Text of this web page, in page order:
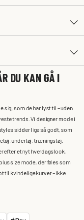
DU KAN GÅ I
sig, som de har lyst til – uden
trends. Vi designer mode i
sidder lige så godt, som
undertøj, træningstøj,
efter et nyt hverdagslook,
size mode, der føles som
til kvindelige kurver – ikke